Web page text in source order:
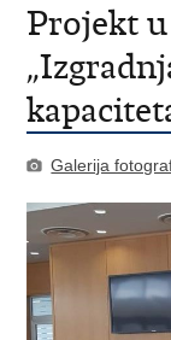
Projekt
Galerija